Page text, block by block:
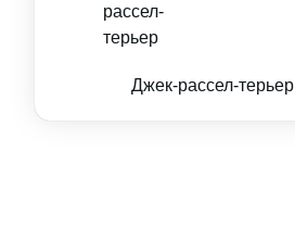
Джек-рассел-терьер